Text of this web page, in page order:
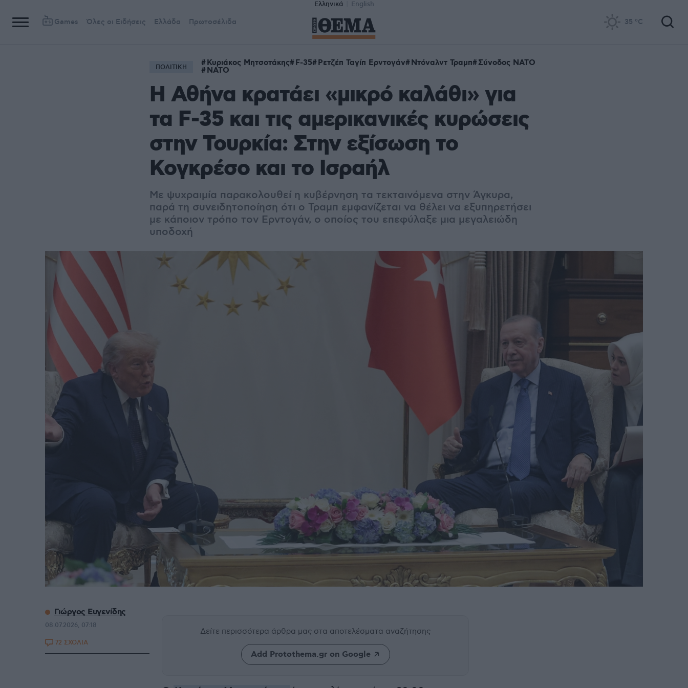
Ελληνικά English
Games Όλες οι Ειδήσεις Ελλάδα Πρωτοσέλιδα 35 °C
ΠΟΛΙΤΙΚΗ Κυριάκος Μητσοτάκης F-35 Ρετζέπ Ταγίπ Ερντογάν Ντόναλντ Τραμπ Σύνοδος ΝΑΤΟ
ΝΑΤΟ
Η Αθήνα κρατάει «μικρό καλάθι» για
τα F-35 και τις αμερικανικές κυρώσεις
στην Τουρκία: Στην εξίσωση το
Κογκρέσο και το Ισραήλ
Με ψυχραιμία παρακολουθεί η κυβέρνηση τα τεκταινόμενα στην Άγκυρα,
παρά τη συνειδητοποίηση ότι ο Τραμπ εμφανίζεται να θέλει να εξυπηρετήσει
με κάποιον τρόπο τον Ερντογάν, ο οποίος του επεφύλαξε μια μεγαλειώδη
υποδοχή
Δείτε περισσότερα άρθρα μας στα αποτελέσματα αναζήτησης
Add Protothema.gr on Google
Γιώργος Ευγενίδης
08.07.2026, 07:18
72 ΣΧΟΛΙΑ